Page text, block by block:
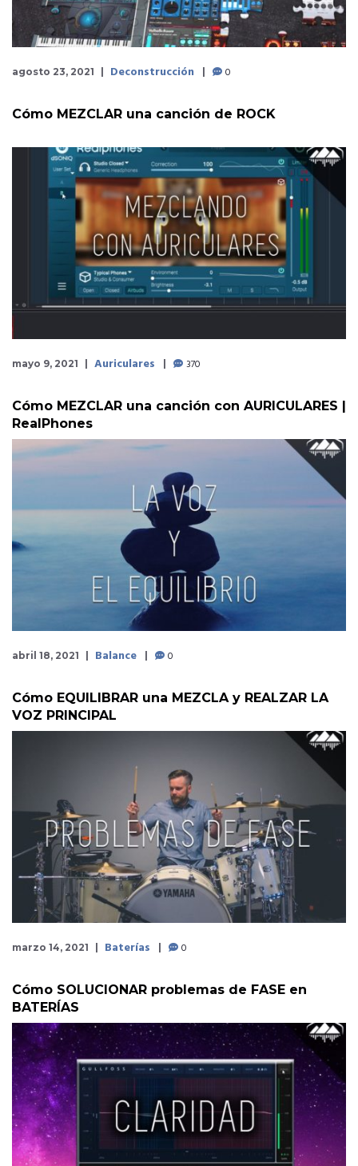
agosto 23, 2021 Deconstrucción 0
Cómo MEZCLAR una canción de ROCK
mayo 9, 2021 Auriculares 370
Cómo MEZCLAR una canción con AURICULARES |
RealPhones
abril 18, 2021 Balance 0
Cómo EQUILIBRAR una MEZCLA y REALZAR LA
VOZ PRINCIPAL
marzo 14, 2021 Baterías 0
Cómo SOLUCIONAR problemas de FASE en
BATERÍAS